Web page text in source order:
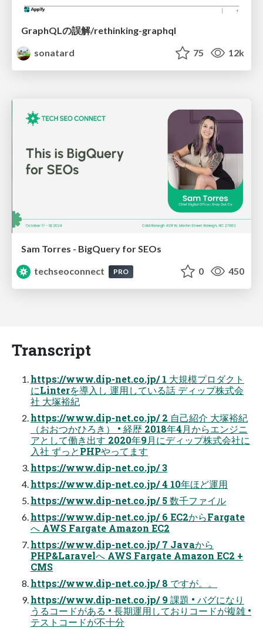
GraphQLの誤解/rethinking-graphql
sonatard
75 12k
Sam Torres - BigQuery for SEOs
techseoconnect
PRO 0 450
Transcript
https://www.dip-net.co.jp/ 1 ⼤規模プロダクト
にLinterを導⼊し 運⽤している話 ディップ株式会
社 ⼤塚裕紀
https://www.dip-net.co.jp/ 2 自己紹介 大塚裕紀
（おおつかひろき） • 経歴 2018年4月からエンジニ
アとして働き出す 2020年9月にディップ株式会社に
入社 ずっとPHPやってます
https://www.dip-net.co.jp/ 3
https://www.dip-net.co.jp/ 4 10年ほど運用
https://www.dip-net.co.jp/ 5 数千ファイル
https://www.dip-net.co.jp/ 6 EC2からFargate
へ AWS Fargate Amazon EC2
https://www.dip-net.co.jp/ 7 Javaから
PHP&Laravelへ AWS Fargate Amazon EC2 +
CMS
https://www.dip-net.co.jp/ 8 ですが。。
https://www.dip-net.co.jp/ 9 課題 • バグになり
うるコードがある • 長期運用しておりコードが複雑 •
テストコードが不十分